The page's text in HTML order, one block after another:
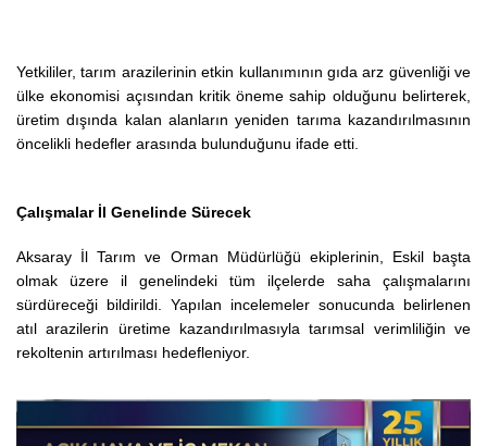
Yetkililer, tarım arazilerinin etkin kullanımının gıda arz güvenliği ve
ülke ekonomisi açısından kritik öneme sahip olduğunu belirterek,
üretim dışında kalan alanların yeniden tarıma kazandırılmasının
öncelikli hedefler arasında bulunduğunu ifade etti.
Çalışmalar İl Genelinde Sürecek
Aksaray İl Tarım ve Orman Müdürlüğü ekiplerinin, Eskil başta
olmak üzere il genelindeki tüm ilçelerde saha çalışmalarını
sürdüreceği bildirildi. Yapılan incelemeler sonucunda belirlenen
atıl arazilerin üretime kazandırılmasıyla tarımsal verimliliğin ve
rekoltenin artırılması hedefleniyor.